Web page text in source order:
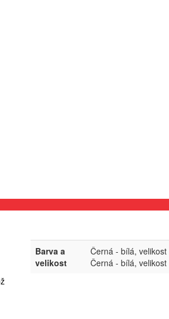
Barva a
velikost
Černá - bílá,
Černá - bílá, velikost